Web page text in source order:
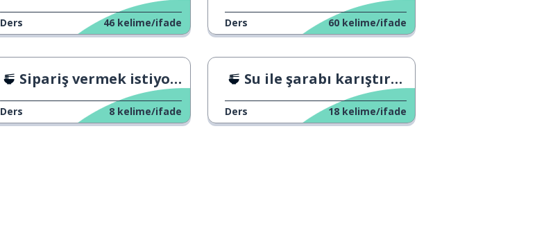
Ders 46 kelime/ifade Ders 60 kelime/ifade
Sipariş vermek istiyorum.
Ders 8 kelime/ifade
Su ile şarabı karıştırın.
Ders 18 kelime/ifade